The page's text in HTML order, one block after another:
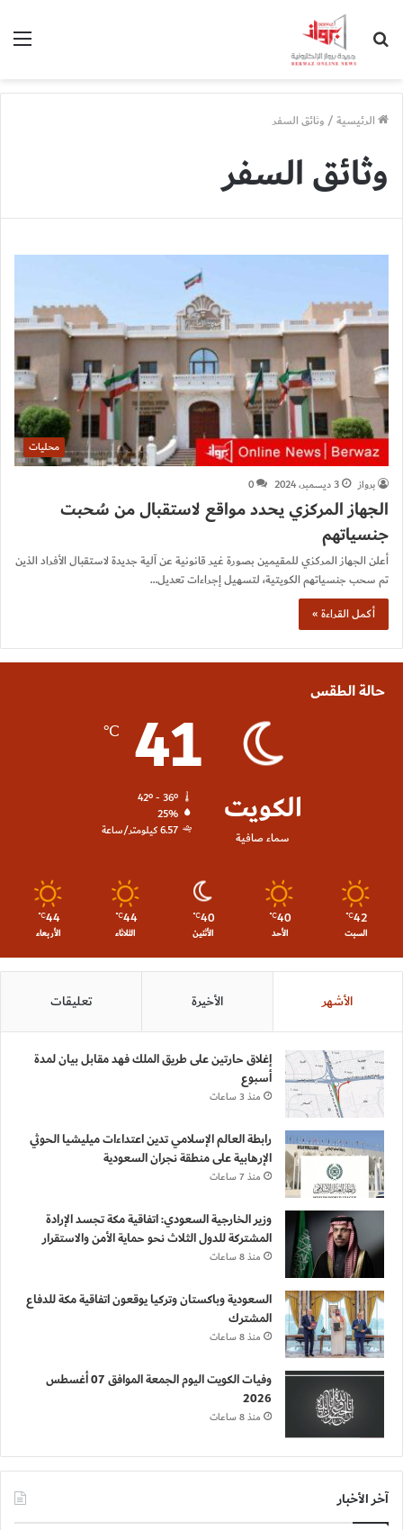
الرئيسية/وثائق السفر
وثائق السفر
محليات
برواز
3 ديسمبر، 2024 0
الجهاز المركزي يحدد مواقع لاستقبال من سُحبت
جنسياتهم
أعلن الجهاز المركزي للمقيمين بصورة غير قانونية عن آلية جديدة لاستقبال الأفراد الذين
تم سحب جنسياتهم الكويتية، لتسهيل إجراءات تعديل…
أكمل القراءة »
حالة الطقس
الكويت
سماء صافية
41
℃
42º - 36º
25%
6.57 كيلومتر/ساعة
42
℃
السبت
40
℃
الأحد
40
℃
الأثنين
44
℃
الثلاثاء
44
℃
الأربعاء
الأشهر الأخيرة تعليقات
إغلاق حارتين على طريق الملك فهد مقابل بيان لمدة
أسبوع
منذ 3 ساعات
رابطة العالم الإسلامي تدين اعتداءات ميليشيا الحوثي
الإرهابية على منطقة نجران السعودية
منذ 7 ساعات
وزير الخارجية السعودي: اتفاقية مكة تجسد الإرادة
المشتركة للدول الثلاث نحو حماية الأمن والاستقرار
منذ 8 ساعات
السعودية وباكستان وتركيا يوقعون اتفاقية مكة للدفاع
المشترك
منذ 8 ساعات
وفيات الكويت اليوم الجمعة الموافق 07 أغسطس
2026
منذ 8 ساعات
آخر الأخبار